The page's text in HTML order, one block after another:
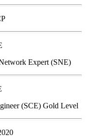
Expert (SNE)
(SCE) Gold Level